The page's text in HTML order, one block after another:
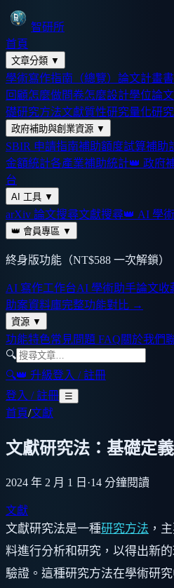
智研所
首頁
文章分類 ▼
學術寫作指南（總覽） 論文計畫
回顧怎麼做問卷怎麼設計學位論
礎研究方法文獻質性研究量化研究
政府補助與創業資源 ▼
SBIR 申請指南補助額度試算補助
金額統計各產業補助統計👑 政府
台
AI 工具 ▼
arXiv 論文搜尋文獻搜尋👑 AI 學
👑 會員專區 ▼
終身版功能（NT$588 一次解鎖）
AI 寫作工作台AI 學術助手論文收
助案資料庫完整功能對比 →
資源 ▼
功能特色常見問題 FAQ關於我們
🔍
🔍👑 升級登入 / 註冊
登入 / 註冊 ☰
首頁/文獻
文獻研究法：基礎定
2024 年 2 月 1 日 ·14 分鐘閱讀
文獻
文獻研究法是一種研究方法 ，
料進行分析和研究，以得出新
驗證。這種研究方法在學術研